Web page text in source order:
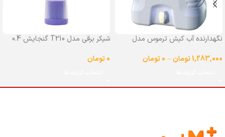
نگهدارنده آب کیش ترموس مدل
1,283,000تومان–
0تومان
شیکر برقی مدل T210 گنجایش 0.4
0تومان